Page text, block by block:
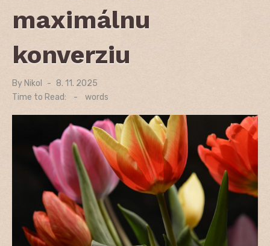
maximálnu
konverziu
By Nikol
Posted
on
8. 11. 2025
Time to Read:
- words